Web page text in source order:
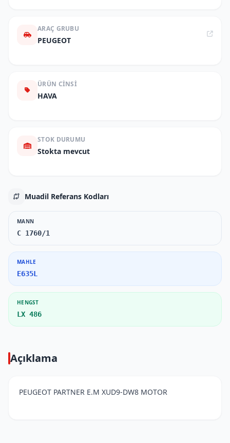
ARAÇ GRUBU
PEUGEOT
ÜRÜN CINSI
HAVA
STOK DURUMU
Stokta mevcut
Muadil Referans Kodları
MANN
C 1760/1
MAHLE
E635L
HENGST
LX 486
Açıklama
PEUGEOT PARTNER E.M XUD9-DW8 MOTOR